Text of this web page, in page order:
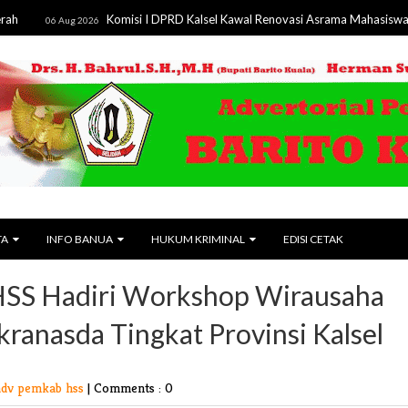
2026 Komisi I DPRD Kalsel Kawal Renovasi Asrama Mahasiswa
INFO BANUA HUKUM KRIMINAL EDISI CETAK
Hadiri Workshop Wirausaha
Tingkat Provinsi Kalsel
pemkab hss | Comments : 0